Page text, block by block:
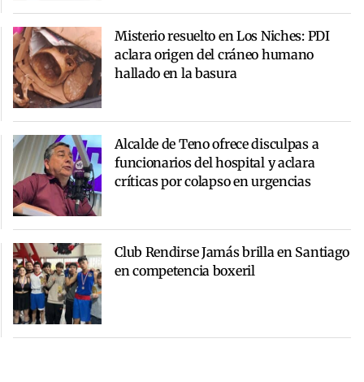
Misterio resuelto en Los Niches: PDI
aclara origen del cráneo humano
hallado en la basura
Alcalde de Teno ofrece disculpas a
funcionarios del hospital y aclara
críticas por colapso en urgencias
Club Rendirse Jamás brilla en Santiago
en competencia boxeril